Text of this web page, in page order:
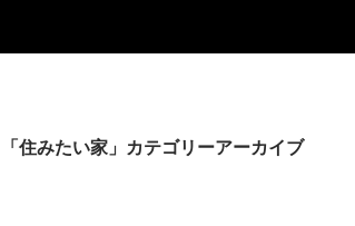
「住みたい家」カテゴリーアーカイブ